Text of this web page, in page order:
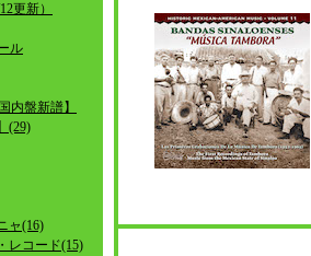
更新）
ル
内盤新譜】
(29)
ャ(16)
レコード(15)